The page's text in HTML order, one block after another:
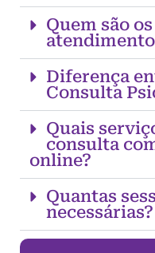
Quem são
Diferença
Consulta
Quais
consulta
online?
Quantas
necessárias?